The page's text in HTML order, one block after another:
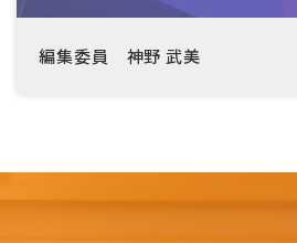
編集委員 神野 武美